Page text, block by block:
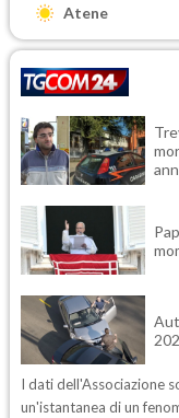
Atene
I dati dell'Associazione
un'istantanea di un